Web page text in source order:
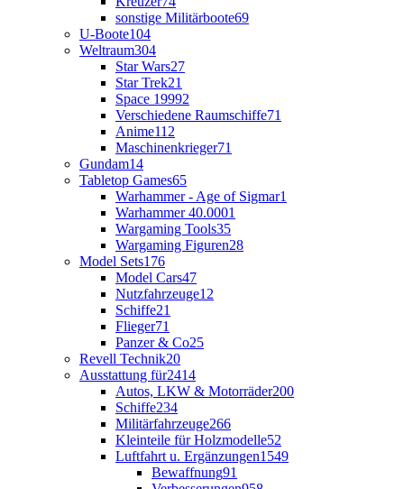
sonstige Militärboote69
U-Boote104
Weltraum304
Star Wars27
Star Trek21
Space 19992
Verschiedene Raumschiffe71
Anime112
Maschinenkrieger71
Gundam14
Tabletop Games65
Warhammer - Age of Sigmar1
Warhammer 40.0001
Wargaming Tools35
Wargaming Figuren28
Model Sets176
Model Cars47
Nutzfahrzeuge12
Schiffe21
Flieger71
Panzer & Co25
Revell Technik20
Ausstattung für2414
Autos, LKW & Motorräder200
Schiffe234
Militärfahrzeuge266
Kleinteile für Holzmodelle52
Luftfahrt u. Ergänzungen1549
Bewaffnung91